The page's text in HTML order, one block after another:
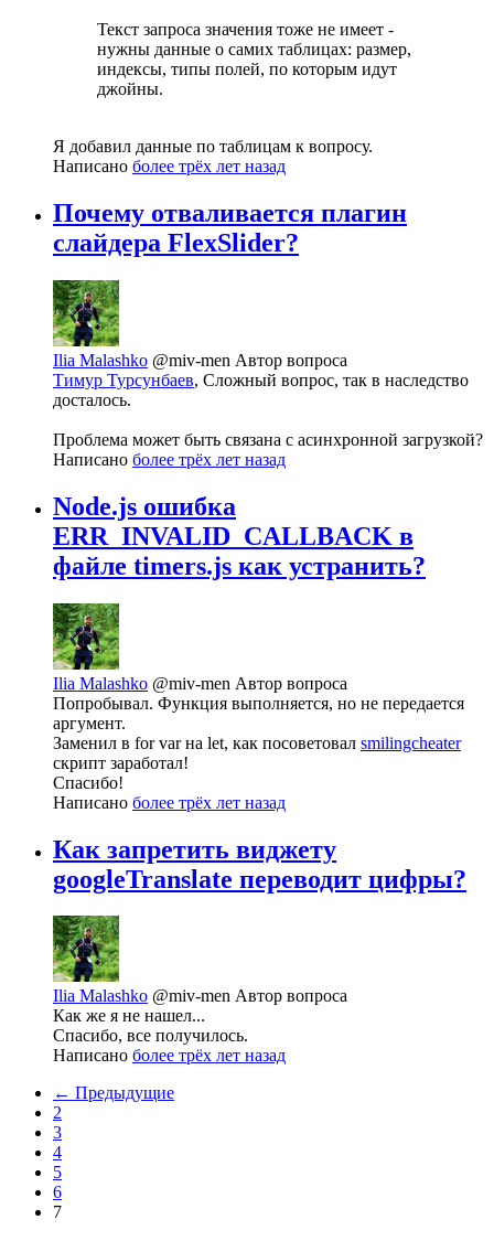
Текст запроса значения тоже не имеет -
нужны данные о самих таблицах: размер,
индексы, типы полей, по которым идут
джойны.
Я добавил данные по таблицам к вопросу.
Написано более трёх лет назад
Почему отваливается плагин
слайдера FlexSlider?
Ilia Malashko @miv-men Автор вопроса
Тимур Турсунбаев, Сложный вопрос, так в наследство
досталось.
Проблема может быть связана с асинхронной загрузкой?
Написано более трёх лет назад
Node.js ошибка
ERR_INVALID_CALLBACK в
файле timers.js как устранить?
Ilia Malashko @miv-men Автор вопроса
Попробывал. Функция выполняется, но не передается
аргумент.
Заменил в for var на let, как посоветовал smilingcheater
скрипт заработал!
Спасибо!
Написано более трёх лет назад
Как запретить виджету
googleTranslate переводит цифры?
Ilia Malashko @miv-men Автор вопроса
Как же я не нашел...
Спасибо, все получилось.
Написано более трёх лет назад
← Предыдущие
2
3
4
5
6
7